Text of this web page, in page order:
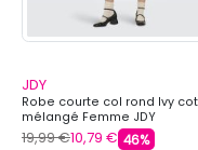
JDY
Robe courte col rond Ivy
mélangé Femme JDY
19,99 €10,79 € 46%